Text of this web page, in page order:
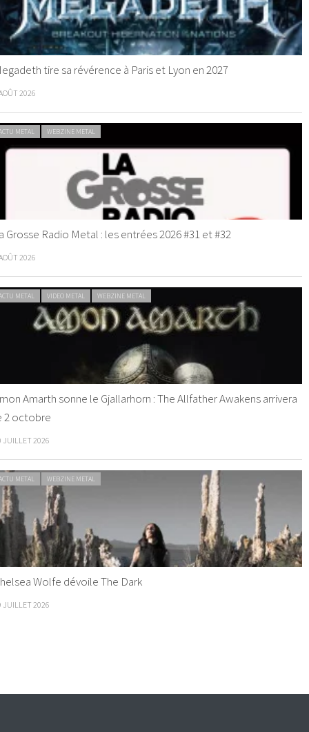
tire sa révérence à Paris et Lyon en 2027
2026
METAL WEBZINE METAL
Grosse Radio Metal : les entrées 2026 #31 et #32
2026
METAL VIDEO METAL WEBZINE METAL
Amarth sonne le Gjallarhorn : The Allfather Awakens arrivera
2 octobre
JUILLET 2026
METAL WEBZINE METAL
Wolfe dévoile The Dark
JUILLET 2026